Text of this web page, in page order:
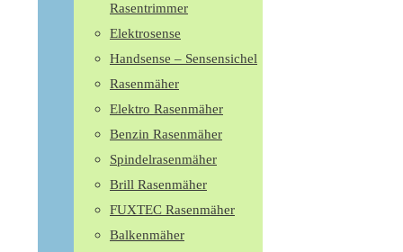
Rasentrimmer
Elektrosense
Handsense – Sensensichel
Rasenmäher
Elektro Rasenmäher
Benzin Rasenmäher
Spindelrasenmäher
Brill Rasenmäher
FUXTEC Rasenmäher
Balkenmäher